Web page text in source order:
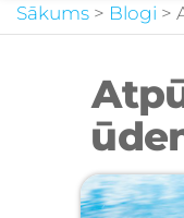
Sākums > Blogi >